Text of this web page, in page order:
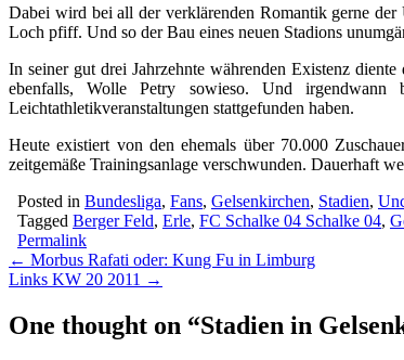
Dabei wird bei all der verklärenden Romantik gerne der
Loch pfiff. Und so der Bau eines neuen Stadions
In seiner gut drei Jahrzehnte währenden Existenz
ebenfalls, Wolle Petry sowieso. Und
Leichtathletikveranstaltungen stattgefunden haben.
Heute existiert von den ehemals über 70.000
zeitgemäße Trainingsanlage verschwunden. Dauerhaft
Posted in Bundesliga, Fans, Gelsenkirchen, Stadien,
Tagged Berger Feld, Erle, FC Schalke 04 Schalke 04,
Permalink
Post
navigation
← Morbus Rafati oder: Kung Fu in Limburg
Links KW 20 2011 →
One thought on “Stadien in